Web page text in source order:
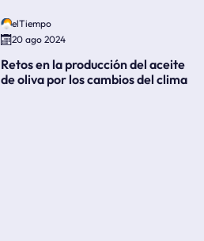
elTiempo
20 ago 2024
Retos en la producción del aceite
de oliva por los cambios del clima